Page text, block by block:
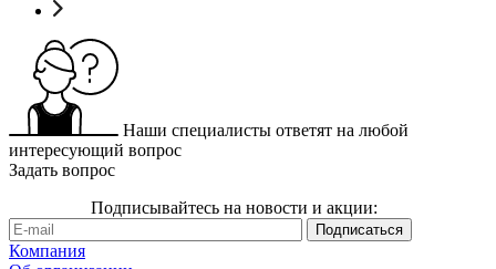
Наши специалисты ответят на любой
интересующий вопрос
Задать вопрос
Подписывайтесь на новости и акции:
Компания